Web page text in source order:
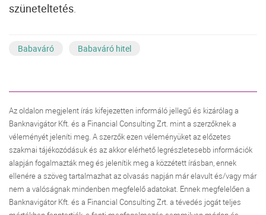
szüneteltetés.
Babaváró Babaváró hitel
Az oldalon megjelent írás kifejezetten informáló jellegű és kizárólag a
Banknavigátor Kft. és a Financial Consulting Zrt. mint a szerzőknek a
véleményét jeleníti meg. A szerzők ezen véleményüket az előzetes
szakmai tájékozódásuk és az akkor elérhető legrészletesebb információk
alapján fogalmazták meg és jelenítik meg a közzétett írásban, ennek
ellenére a szöveg tartalmazhat az olvasás napján már elavult és/vagy már
nem a valóságnak mindenben megfelelő adatokat. Ennek megfelelően a
Banknavigátor Kft. és a Financial Consulting Zrt. a tévedés jogát teljes